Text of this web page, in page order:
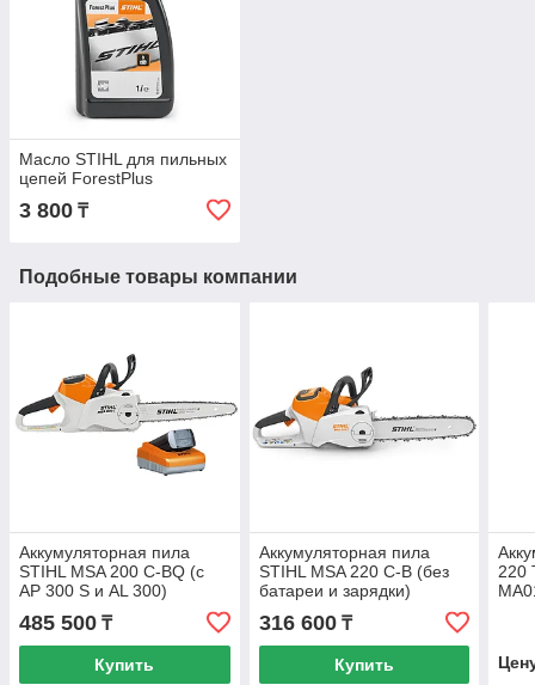
Масло STIHL для пильных
цепей ForestPlus
3 800 ₸
Подобные товары компании
Аккумуляторная пила
STIHL MSA 200 C-BQ (с
AP 300 S и AL 300)
485 500 ₸
Купить
Аккумуляторная пила
STIHL MSA 220 C-B (без
батареи и зарядки)
316 600₸
Купить
220